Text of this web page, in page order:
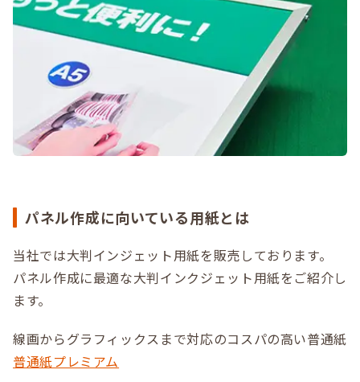
パネル作成に向いている用紙とは
当社では大判インジェット用紙を販売しております。
パネル作成に最適な大判インクジェット用紙をご紹介し
ます。
線画からグラフィックスまで対応のコスパの高い普通紙
普通紙プレミアム